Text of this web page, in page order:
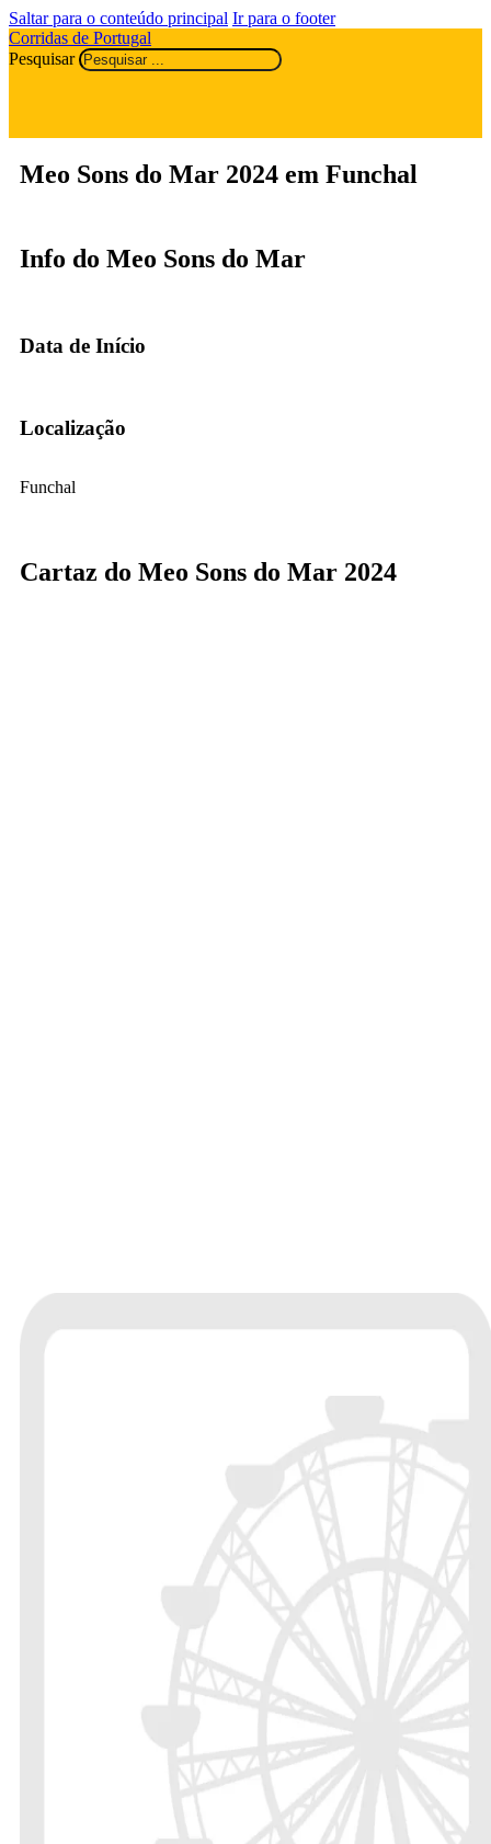
Saltar para o conteúdo principal Ir para o footer
Corridas de Portugal
Pesquisar
Meo Sons do Mar 2024 em Funchal
Info do Meo Sons do Mar
Data de Início
Localização
Funchal
Cartaz do Meo Sons do Mar 2024